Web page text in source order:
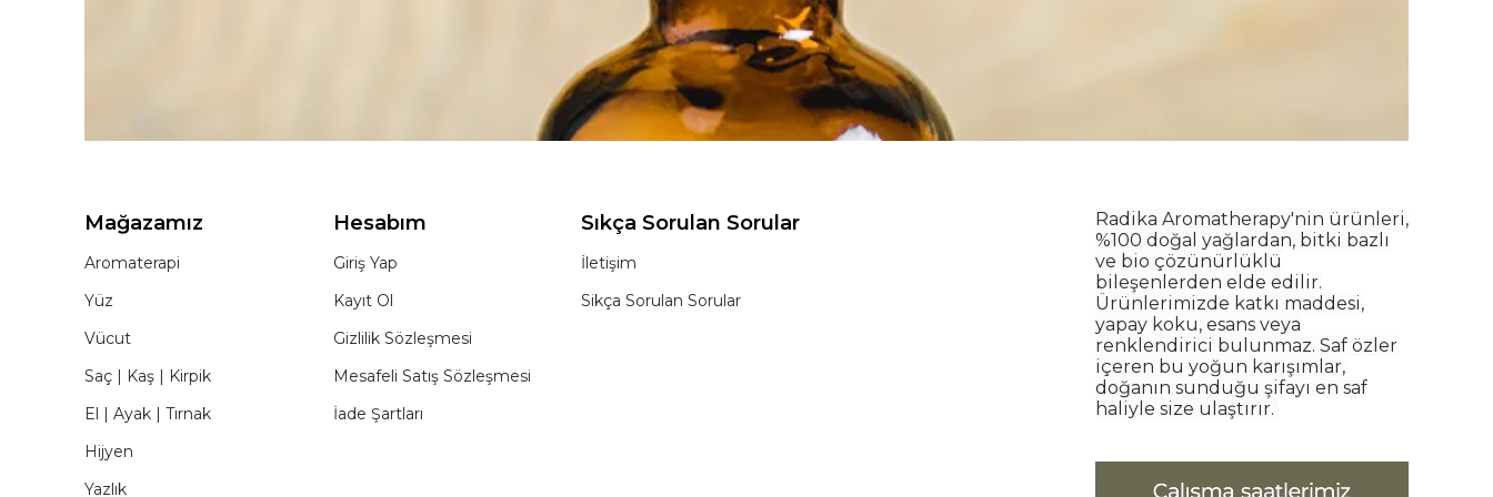
Mağazamız
Aromaterapi
Yüz
Vücut
Saç | Kaş | Kirpik
El | Ayak | Tırnak
Hijyen
Yazlık
Hesabım
Giriş Yap
Kayıt Ol
Gizlilik Sözleşmesi
Mesafeli Satış Sözleşmesi
İade Şartları
Sıkça Sorulan Sorular
İletişim
Sikça Sorulan Sorular
Radika Aromatherapy'nin ürünleri,
%100 doğal yağlardan, bitki bazlı
ve bio çözünürlüklü
bileşenlerden elde edilir.
Ürünlerimizde katkı maddesi,
yapay koku, esans veya
renklendirici bulunmaz. Saf özler
içeren bu yoğun karışımlar,
doğanın sunduğu şifayı en saf
haliyle size ulaştırır.